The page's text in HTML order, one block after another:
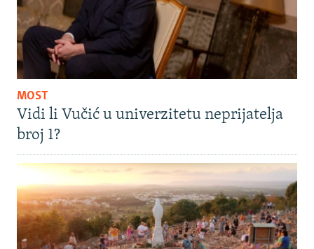
MOST
Vidi li Vučić u univerzitetu neprijatelja
broj 1?